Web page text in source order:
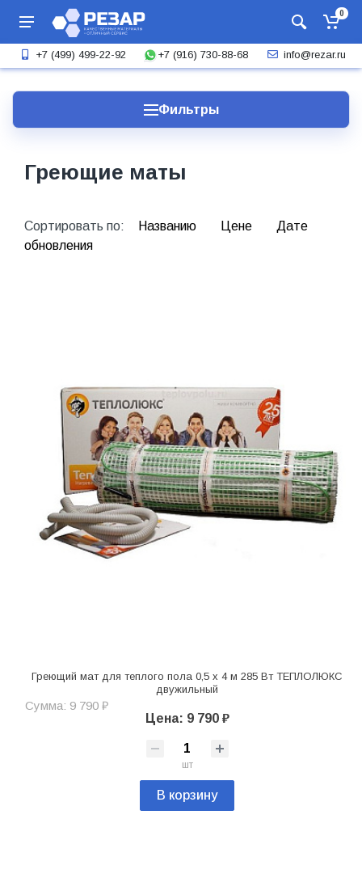
0
+7 (499) 499-22-92 +7 (916) 730-88-68 info@rezar.ru
Фильтры
Греющие маты
Сортировать по: Названию Цене
Дате
обновления
Греющий мат для теплого пола 0,5 х 4 м 285 Вт ТЕПЛОЛЮКС
двужильный
Сумма: 9 790 ₽
Цена: 9 790 ₽
шт
В корзину